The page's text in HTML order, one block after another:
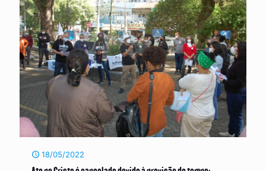
18/05/2022